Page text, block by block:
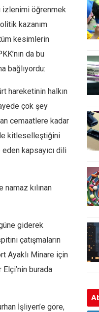
izlenimi öğrenmek
kazanım
kesimlerin
da bu
bağlıyordu:
hareketinin halkın
çok şey
cemaatlere kadar
kitleselleştiğini
kapsayıcı dili
namaz kılınan
giderek
çatışmaların
Ayaklı Minare için
Elçi’nin burada
İşliyen’e göre,